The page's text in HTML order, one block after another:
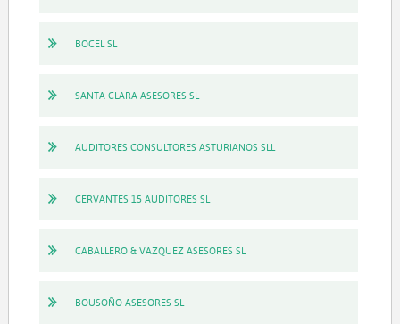
BOCEL SL
SANTA CLARA ASESORES SL
AUDITORES CONSULTORES ASTURIANOS SLL
CERVANTES 15 AUDITORES SL
CABALLERO & VAZQUEZ ASESORES SL
BOUSOÑO ASESORES SL